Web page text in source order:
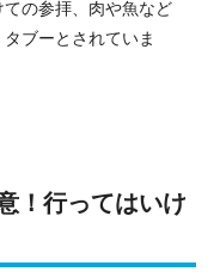
の参拝、肉や魚など
ブーとされていま
！行ってはいけ